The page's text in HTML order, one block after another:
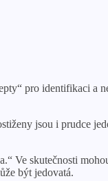
pro identifikaci a
jsou i prudce
Ve skutečnosti
být jedovatá.